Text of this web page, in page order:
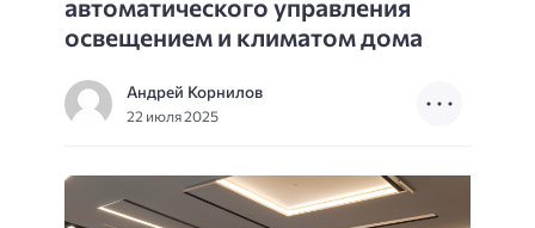
автоматического управления
освещением и климатом дома
Андрей Корнилов
22 июля 2025